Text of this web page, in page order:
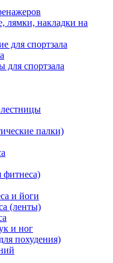
лямки, накладки на
для спортзала
для спортзала
палки)
и йоги
(ленты)
и ног
похудения)